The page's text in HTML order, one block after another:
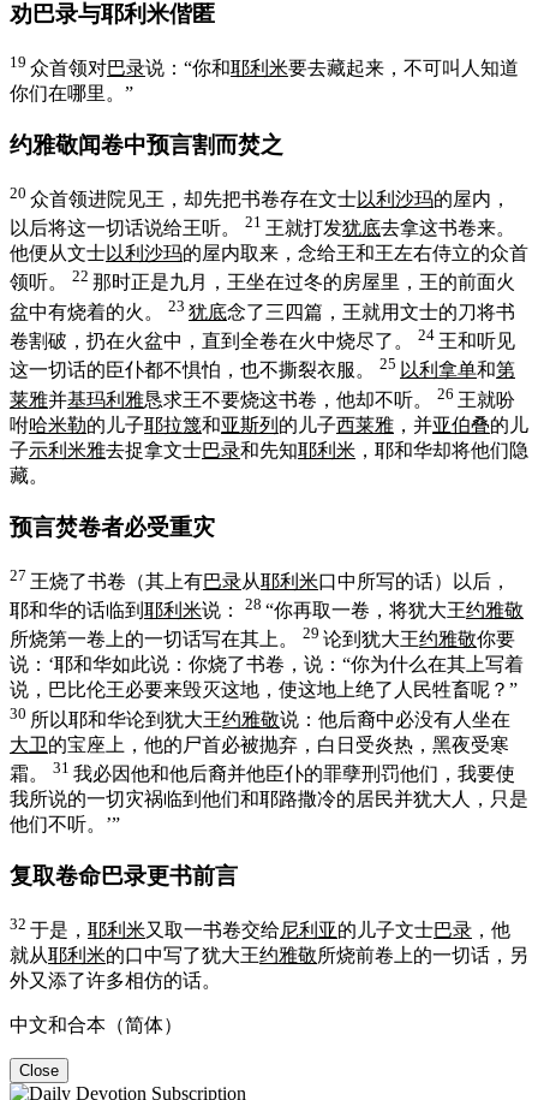
劝巴录与耶利米偕匿
19 众首领对巴录说：“你和耶利米要去藏起来，不可叫人知道
你们在哪里。”
约雅敬闻卷中预言割而焚之
20 众首领进院见王，却先把书卷存在文士以利沙玛的屋内，
以后将这一切话说给王听。
21 王就打发犹底去拿这书卷来。
他便从文士以利沙玛的屋内取来，念给王和王左右侍立的众首
领听。
22 那时正是九月，王坐在过冬的房屋里，王的前面火
盆中有烧着的火。
23 犹底念了三四篇，王就用文士的刀将书
卷割破，扔在火盆中，直到全卷在火中烧尽了。
24 王和听见
这一切话的臣仆都不惧怕，也不撕裂衣服。
25 以利拿单和第
莱雅并基玛利雅恳求王不要烧这书卷，他却不听。 26 王就吩
咐哈米勒的儿子耶拉篾和亚斯列 的儿子西莱雅 ，并亚伯叠的儿
子示利米雅去捉拿文士巴录和先知耶利米 ，耶和华却将他们隐
藏。
预言焚卷者必受重灾
27 王烧了书卷（其上有巴录从耶利米口中所写的话）以后，
耶和华的话临到 耶利米说： 28 “你再取一卷，将犹大王约雅敬
所烧第一卷上的一切话写在其上。
29 论到 犹大王约雅敬你要
说：‘耶和华如此说：你烧了书卷，说：“你为什么在其上写着
说， 巴比伦王必要来毁灭这地，使这地上绝了人民牲畜呢？”
30 所以耶和华论到 犹大王约雅敬说：他后裔中必没有人坐在
大卫的宝座上，他的尸首必被抛弃，白日受炎热，黑夜受寒
霜。
31 我必因他和他后裔并他臣仆的罪孽刑罚他们，我要使
我所说的一切灾祸临到他们和耶路撒冷的居民并犹大 人，只是
他们不听。’”
复取卷命巴录更书前言
32 于是， 耶利米又取一书卷交给尼利亚的儿子文士巴录 ，他
就从耶利米的口中写了犹大王约雅敬所烧前卷上的一切话，另
外又添了许多相仿的话。
中文和合本（简体）
Close